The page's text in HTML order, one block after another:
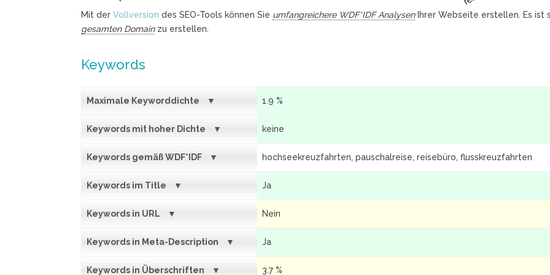
Mit der Vollversion des SEO-Tools können Sie umfangreichere WDF*IDF AnalysenIhrer Webseite erstellen. Es ist
gesamten Domainzu erstellen.
Keywords
Maximale Keyworddichte 1.9 %
Keywords mit hoher Dichte keine
Keywords gemäß WDF*IDF hochseekreuzfahrten, pauschalreise, reisebüro, flusskreuzfahrten
Keywords im Title Ja
Keywords in URL Nein
Keywords in Meta-Description Ja
Keywords in Überschriften 3.7 %